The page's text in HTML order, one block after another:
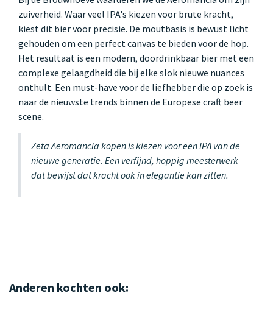
zuiverheid. Waar veel IPA's kiezen voor brute kracht,
kiest dit bier voor precisie. De moutbasis is bewust licht
gehouden om een perfect canvas te bieden voor de hop.
Het resultaat is een modern, doordrinkbaar bier met een
complexe gelaagdheid die bij elke slok nieuwe nuances
onthult. Een must-have voor de liefhebber die op zoek is
naar de nieuwste trends binnen de Europese craft beer
scene.
Zeta Aeromancia kopen is kiezen voor een IPA van de
nieuwe generatie. Een verfijnd, hoppig meesterwerk
dat bewijst dat kracht ook in elegantie kan zitten.
Anderen kochten ook: